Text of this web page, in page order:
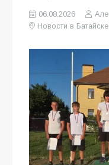
06.08.2026
Новости в Батайске